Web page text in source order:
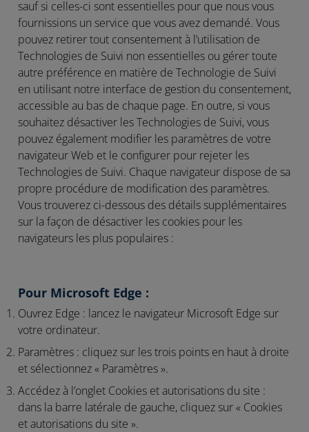
sauf si celles-ci sont essentielles pour que nous vous
fournissions un service que vous avez demandé. Vous
pouvez retirer tout consentement à l’utilisation de
Technologies de Suivi non essentielles ou gérer toute
autre préférence en matière de Technologie de Suivi
en utilisant notre interface de gestion du consentement,
accessible au bas de chaque page. En outre, si vous
souhaitez désactiver les Technologies de Suivi, vous
pouvez également modifier les paramètres de votre
navigateur Web et le configurer pour rejeter les
Technologies de Suivi. Chaque navigateur dispose de sa
propre procédure de modification des paramètres.
Vous trouverez ci-dessous des détails supplémentaires
sur la façon de désactiver les cookies pour les
navigateurs les plus populaires :
Pour Microsoft Edge :
Ouvrez Edge : lancez le navigateur Microsoft Edge sur
votre ordinateur.
Paramètres : cliquez sur les trois points en haut à droite
et sélectionnez « Paramètres ».
Accédez à l’onglet Cookies et autorisations du site :
dans la barre latérale de gauche, cliquez sur « Cookies
et autorisations du site ».